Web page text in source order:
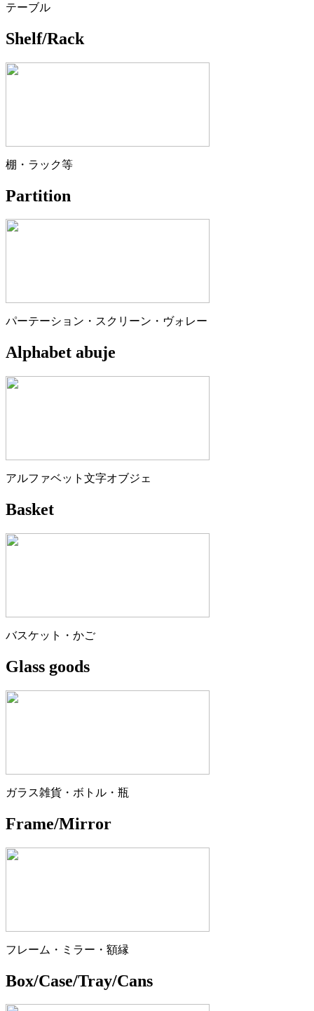
テーブル
Shelf/Rack
棚・ラック等
Partition
パーテーション・スクリーン・ヴォレー
Alphabet abuje
アルファベット文字オブジェ
Basket
バスケット・かご
Glass goods
ガラス雑貨・ボトル・瓶
Frame/Mirror
フレーム・ミラー・額縁
Box/Case/Tray/Cans